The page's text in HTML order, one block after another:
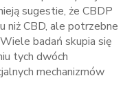
sugestie, że CBDP
niż CBD, ale potrzebne
badań skupia się
tych dwóch
mechanizmów